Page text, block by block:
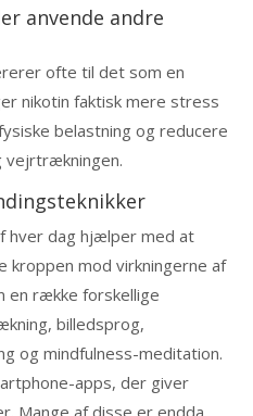
anvende andre
ofte til det som en
nikotin faktisk mere stress
belastning og reducere
vejrtrækningen.
hver dag hjælper med at
mod virkningerne af
en række forskellige
billedsprog,
og mindfulness-meditation.
apps, der giver